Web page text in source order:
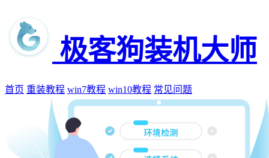
极客狗装机大师
首页 重装教程 win7教程 win10教程 常见问题